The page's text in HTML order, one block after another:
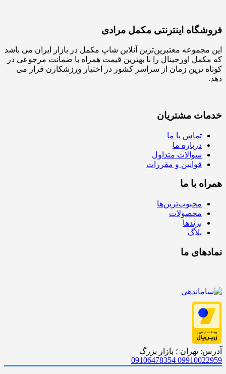
فروشگاه اینترنتی مکمل مرادی
این مجموعه معتبرین‌ترین آنلاین شاپ مکمل در بازار ایران می باشد
که مکمل اورجینال را با بهترین قیمت همراه با ضمانت مرجوعی در
کوتاه ترین زمان از سراسر کشور در اختیار ورزشکارن قرار می
دهد.
خدمات مشتریان
تماس با ما
درباره ما
سوالات متداول
قوانین و مقررات
همراه با ما
محبوب‌ترین‌ها
محصولات
برندها
بلاگ
نمادهای ما
آدرس: تهران ؛ بازار بزرگ
09910022959
09106478354